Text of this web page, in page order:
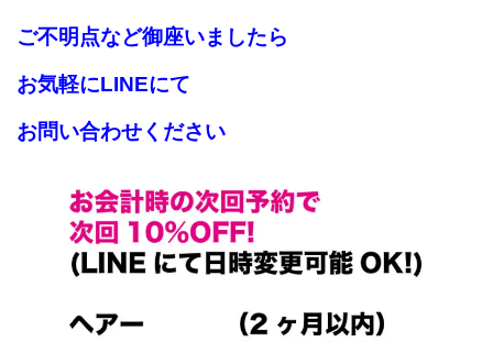
ご不明点など御座いましたら
お気軽にLINEにて
お問い合わせください